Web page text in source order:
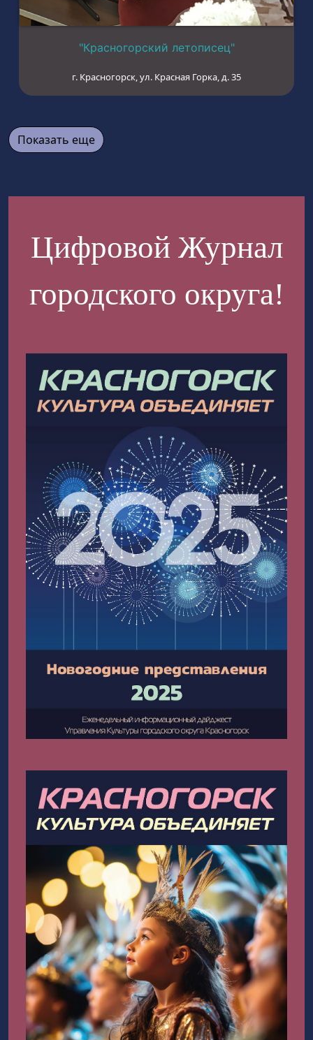
"Красногорский летописец"
г. Красногорск, ул. Красная Горка, д. 35
Показать еще
Цифровой Журнал
городского округа!